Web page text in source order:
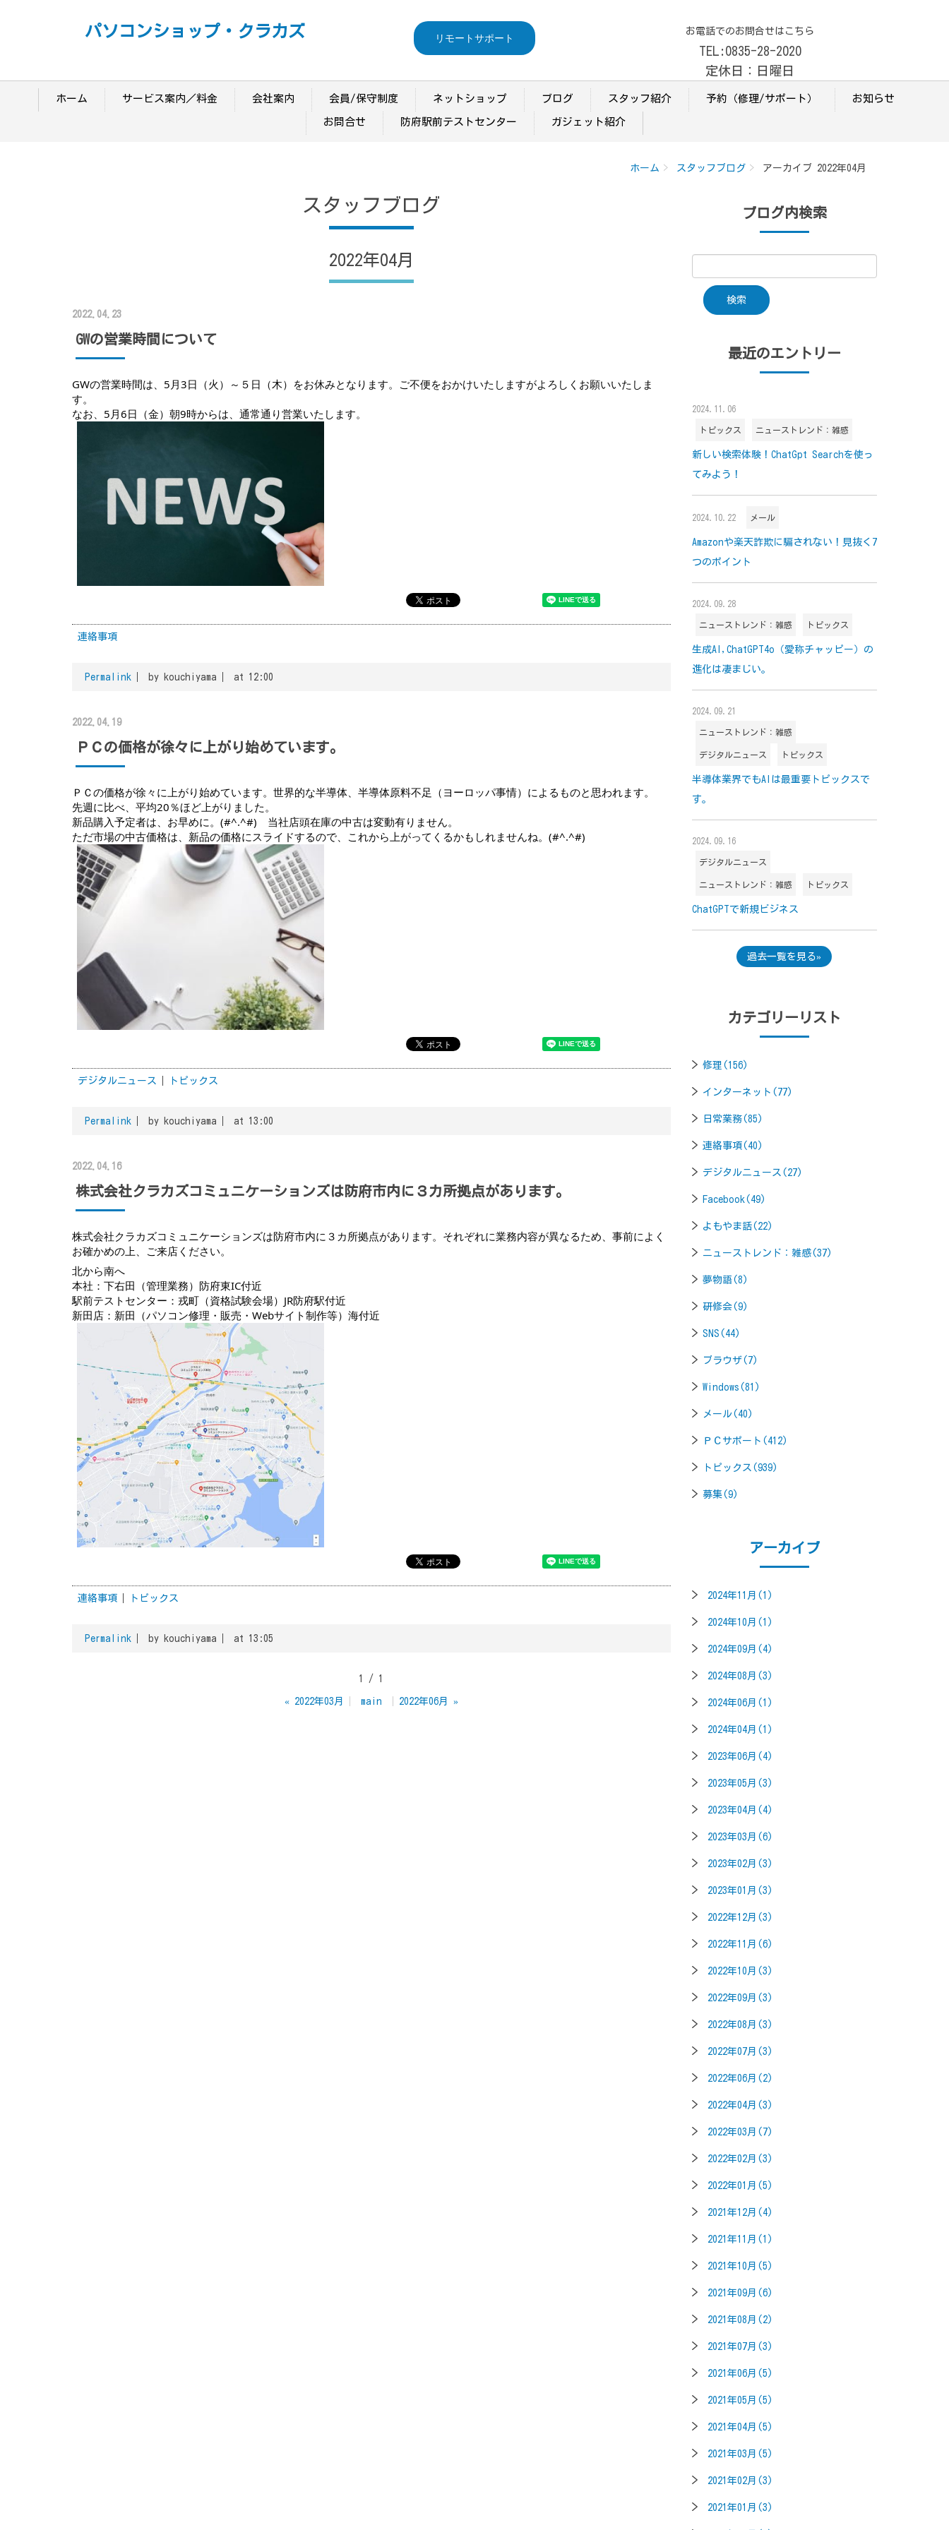
パソコンショップ・クラカズ リモートサポート
お電話でのお問合せはこちら
TEL:0835-28-2020
定休日：日曜日
ホーム サービス案内／料金 会社案内 会員/保守制度 ネットショップ ブログ スタッフ紹介 予約（修理/サポート） お知らせ
お問合せ 防府駅前テストセンター ガジェット紹介
ホーム スタッフブログ アーカイブ 2022年04月
スタッフブログ
2022年04月
2022.04.23
GWの営業時間について
GWの営業時間は、5月3日（火）～５日（木）をお休みとなります。ご不便をおかけいたしますがよろしくお願いいたしま
す。
なお、5月6日（金）朝9時からは、通常通り営業いたします。
連絡事項
Permalink by kouchiyama at 12:00
2022.04.19
ＰＣの価格が徐々に上がり始めています。
ＰＣの価格が徐々に上がり始めています。世界的な半導体、半導体原料不足（ヨーロッパ事情）によるものと思われます。
先週に比べ、平均20％ほど上がりました。
新品購入予定者は、お早めに。(#^.^#)　当社店頭在庫の中古は変動有りません。
ただ市場の中古価格は、新品の価格にスライドするので、これから上がってくるかもしれませんね。(#^.^#)
デジタルニュース トピックス
Permalink by kouchiyama at 13:00
2022.04.16
株式会社クラカズコミュニケーションズは防府市内に３カ所拠点があります。
株式会社クラカズコミュニケーションズは防府市内に３カ所拠点があります。それぞれに業務内容が異なるため、事前によく
お確かめの上、ご来店ください。
北から南へ
本社：下右田（管理業務）防府東IC付近
駅前テストセンター：戎町（資格試験会場）JR防府駅付近
新田店：新田（パソコン修理・販売・Webサイト制作等）海付近
連絡事項 トピックス
Permalink by kouchiyama at 13:05
1 / 1
« 2022年03月 main 2022年06月 »
ブログ内検索
最近のエントリー
2024.11.06
トピックス ニューストレンド：雑感
新しい検索体験！ChatGpt Searchを使っ
てみよう！
2024.10.22 メール
Amazonや楽天詐欺に騙されない！見抜く7
つのポイント
2024.09.28
ニューストレンド：雑感 トピックス
生成AI,ChatGPT4o（愛称チャッピー）の
進化は凄まじい。
2024.09.21
ニューストレンド：雑感
デジタルニュース トピックス
半導体業界でもAIは最重要トピックスで
す。
2024.09.16
デジタルニュース
ニューストレンド：雑感 トピックス
ChatGPTで新規ビジネス
過去一覧を見る
カテゴリーリスト
修理(156)
インターネット(77)
日常業務(85)
連絡事項(40)
デジタルニュース(27)
Facebook(49)
よもやま話(22)
ニューストレンド：雑感(37)
夢物語(8)
研修会(9)
SNS(44)
ブラウザ(7)
Windows(81)
メール(40)
ＰＣサポート(412)
トピックス(939)
募集(9)
アーカイブ
2024年11月(1)
2024年10月(1)
2024年09月(4)
2024年08月(3)
2024年06月(1)
2024年04月(1)
2023年06月(4)
2023年05月(3)
2023年04月(4)
2023年03月(6)
2023年02月(3)
2023年01月(3)
2022年12月(3)
2022年11月(6)
2022年10月(3)
2022年09月(3)
2022年08月(3)
2022年07月(3)
2022年06月(2)
2022年04月(3)
2022年03月(7)
2022年02月(3)
2022年01月(5)
2021年12月(4)
2021年11月(1)
2021年10月(5)
2021年09月(6)
2021年08月(2)
2021年07月(3)
2021年06月(5)
2021年05月(5)
2021年04月(5)
2021年03月(5)
2021年02月(3)
2021年01月(3)